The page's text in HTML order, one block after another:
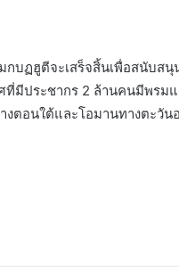
บฏฮูตีจะเสร็จสิ้นเพื่อสนับส
ที่มีประชากร 2 ล้านคนมีพรม
งตอนใต้และโอมานทางตะวัน